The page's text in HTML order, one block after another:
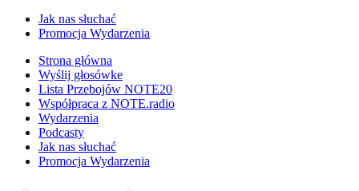
Jak nas słuchać
Promocja Wydarzenia
Strona główna
Wyślij głosówke
Lista Przebojów NOTE20
Współpraca z NOTE.radio
Wydarzenia
Podcasty
Jak nas słuchać
Promocja Wydarzenia